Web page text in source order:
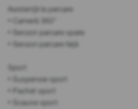
Asistență la parcare
• Cameră 360°
• Senzori parcare spate
• Senzori parcare față
Sport
• Suspensie sport
• Pachet sport
• Scaune sport